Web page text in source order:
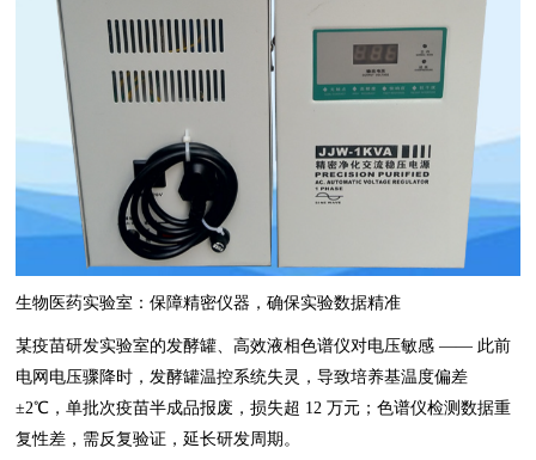
生物医药实验室：保障精密仪器，确保实验数据精准
某疫苗研发实验室的发酵罐、高效液相色谱仪对电压敏感 —— 此前
电网电压骤降时，发酵罐温控系统失灵，导致培养基温度偏差
±2℃，单批次疫苗半成品报废，损失超 12 万元；色谱仪检测数据重
复性差，需反复验证，延长研发周期。